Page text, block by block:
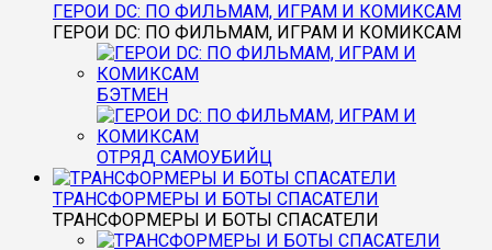
ГЕРОИ DC: ПО ФИЛЬМАМ, ИГРАМ И КОМИКСАМ
ГЕРОИ DC: ПО ФИЛЬМАМ, ИГРАМ И КОМИКСАМ
БЭТМЕН
ОТРЯД САМОУБИЙЦ
ТРАНСФОРМЕРЫ И БОТЫ СПАСАТЕЛИ
ТРАНСФОРМЕРЫ И БОТЫ СПАСАТЕЛИ